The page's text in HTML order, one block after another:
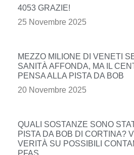
4053 GRAZIE!
25 Novembre 2025
MEZZO MILIONE DI VENETI
SANITÀ AFFONDA, MA IL
PENSA ALLA PISTA DA BOB
20 Novembre 2025
QUALI SOSTANZE SONO
PISTA DA BOB DI CORTINA?
VERITÀ SU POSSIBILI
PFAS